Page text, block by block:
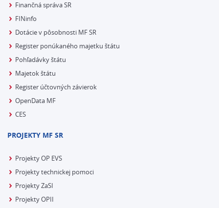
Finančná správa SR
FINinfo
Dotácie v pôsobnosti MF SR
Register ponúkaného majetku štátu
Pohľadávky štátu
Majetok štátu
Register účtovných závierok
OpenData MF
CES
PROJEKTY MF SR
Projekty OP EVS
Projekty technickej pomoci
Projekty ZaSI
Projekty OPII